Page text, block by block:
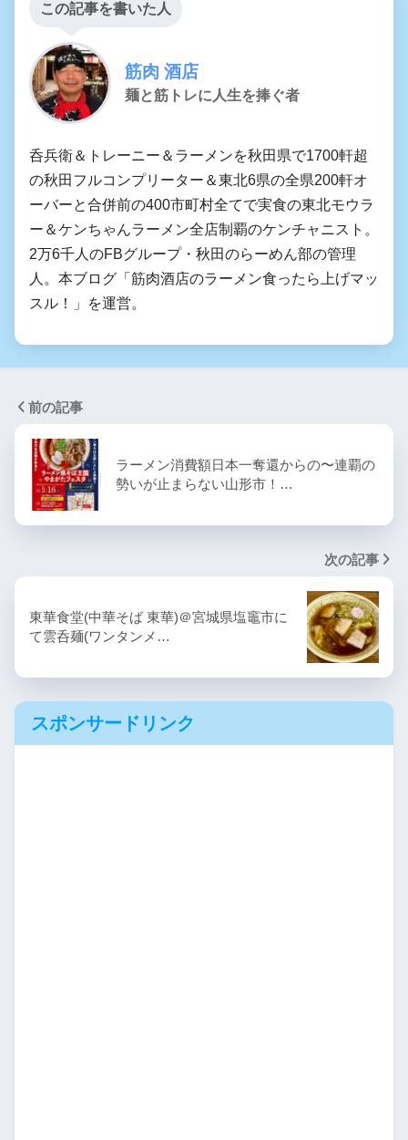
この記事を書いた人
筋肉 酒店
麺と筋トレに人生を捧ぐ者
呑兵衛＆トレーニー＆ラーメンを秋田県で1700軒超
の秋田フルコンプリーター＆東北6県の全県200軒オ
ーバーと合併前の400市町村全てで実食の東北モウラ
ー＆ケンちゃんラーメン全店制覇のケンチャニスト。
2万6千人のFBグループ・秋田のらーめん部の管理
人。本ブログ「筋肉酒店のラーメン食ったら上げマッ
スル！」を運営。
前の記事
ラーメン消費額日本一奪還からの〜連覇の
勢いが止まらない山形市！…
次の記事
東華食堂(中華そば 東華)＠宮城県塩竈市に
て雲呑麺(ワンタンメ…
スポンサードリンク